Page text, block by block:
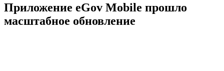
Приложение eGov Mobile прошло
масштабное обновление